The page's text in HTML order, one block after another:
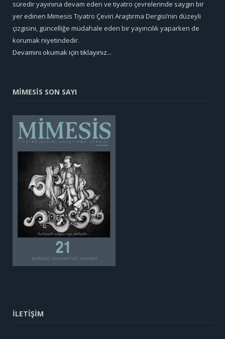
süredir yayınına devam eden ve tiyatro çevrelerinde saygın bir
yer edinen Mimesis Tiyatro Çeviri Araştırma Dergisi’nin düzeyli
çizgisini, güncelliğe müdahale eden bir yayıncılık yaparken de
korumak niyetindedir.
Devamını okumak için tıklayınız...
MİMESİS SON SAYI
İLETİŞİM